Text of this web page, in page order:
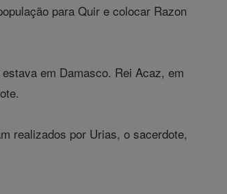
para Quir e colocar Razon
em Damasco. Rei Acaz, em
realizados por Urias, o sacerdote,